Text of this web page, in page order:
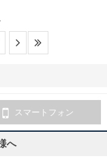
スマートフォン
へ